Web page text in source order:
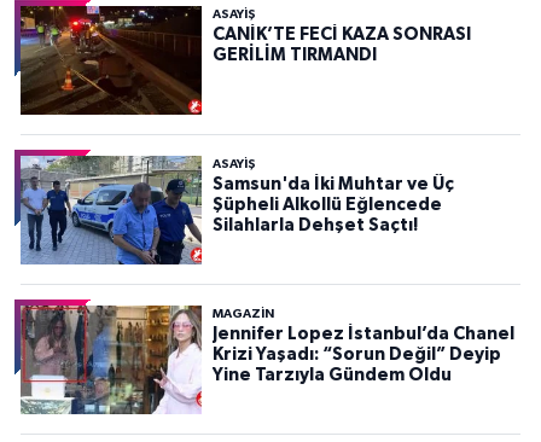
ASAYIŞ
CANİK’TE FECİ KAZA SONRASI
GERİLİM TIRMANDI
ASAYIŞ
Samsun'da İki Muhtar ve Üç
Şüpheli Alkollü Eğlencede
Silahlarla Dehşet Saçtı!
MAGAZİN
Jennifer Lopez İstanbul’da Chanel
Krizi Yaşadı: “Sorun Değil” Deyip
Yine Tarzıyla Gündem Oldu